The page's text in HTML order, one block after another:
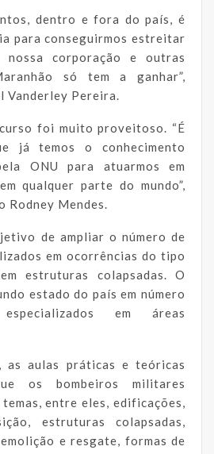
dentro e fora do país, é
para conseguirmos estreitar
corporação e outras
só tem a ganhar”,
Pereira.
foi muito proveitoso. “É
já temos o conhecimento
ONU para atuarmos em
qualquer parte do mundo”,
Mendes.
de ampliar o número de
em ocorrências do tipo
estruturas colapsadas. O
estado do país em número
em áreas
as aulas práticas e teóricas
os bombeiros militares
entre eles, edificações,
estruturas colapsadas,
e resgate, formas de